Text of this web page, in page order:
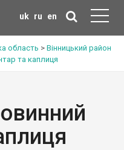
uk ru en
область > Вінницький район
та каплиця